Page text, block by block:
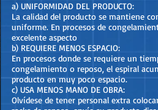
a) UNIFORMIDAD DEL PRODUCTO:
La calidad del producto se mantiene
uniforme. En procesos de
excelente aspecto
b) REQUIERE MENOS ESPACIO:
En procesos donde se requiere un
congelamiento o reposo, el espiral
producto en muy poco espacio.
c) USA MENOS MANO DE OBRA:
Olvídese de tener personal extra